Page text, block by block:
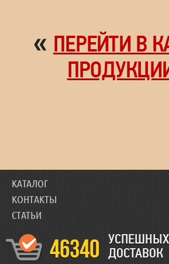
« ПЕРЕЙТИ В
КАТАЛОГ
КОНТАКТЫ
СТАТЬИ
46340
УСПЕШНЫХ
ДОСТАВОК